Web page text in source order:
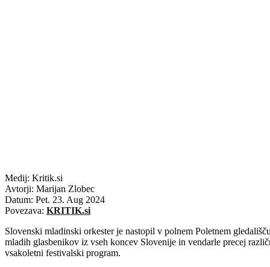
Medij: Kritik.si
Avtorji: Marijan Zlobec
Datum: Pet. 23. Aug 2024
Povezava: KRITIK.si
Slovenski mladinski orkester je nastopil v polnem Poletnem
mladih glasbenikov iz vseh koncev Slovenije in vendarle precej
vsakoletni festivalski program.